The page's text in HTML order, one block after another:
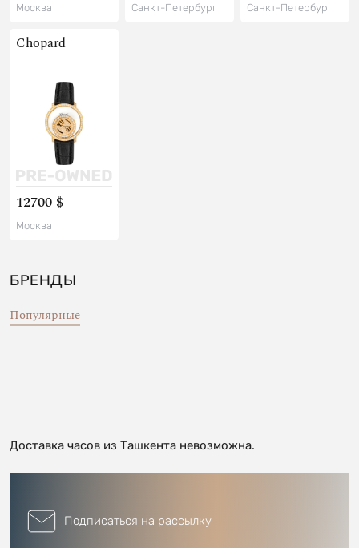
Москва Санкт-Петербург Санкт-Петербург
Chopard
12700 $
Москва
БРЕНДЫ
Популярные
Доставка часов из Ташкента невозможна.
Подписаться на рассылку